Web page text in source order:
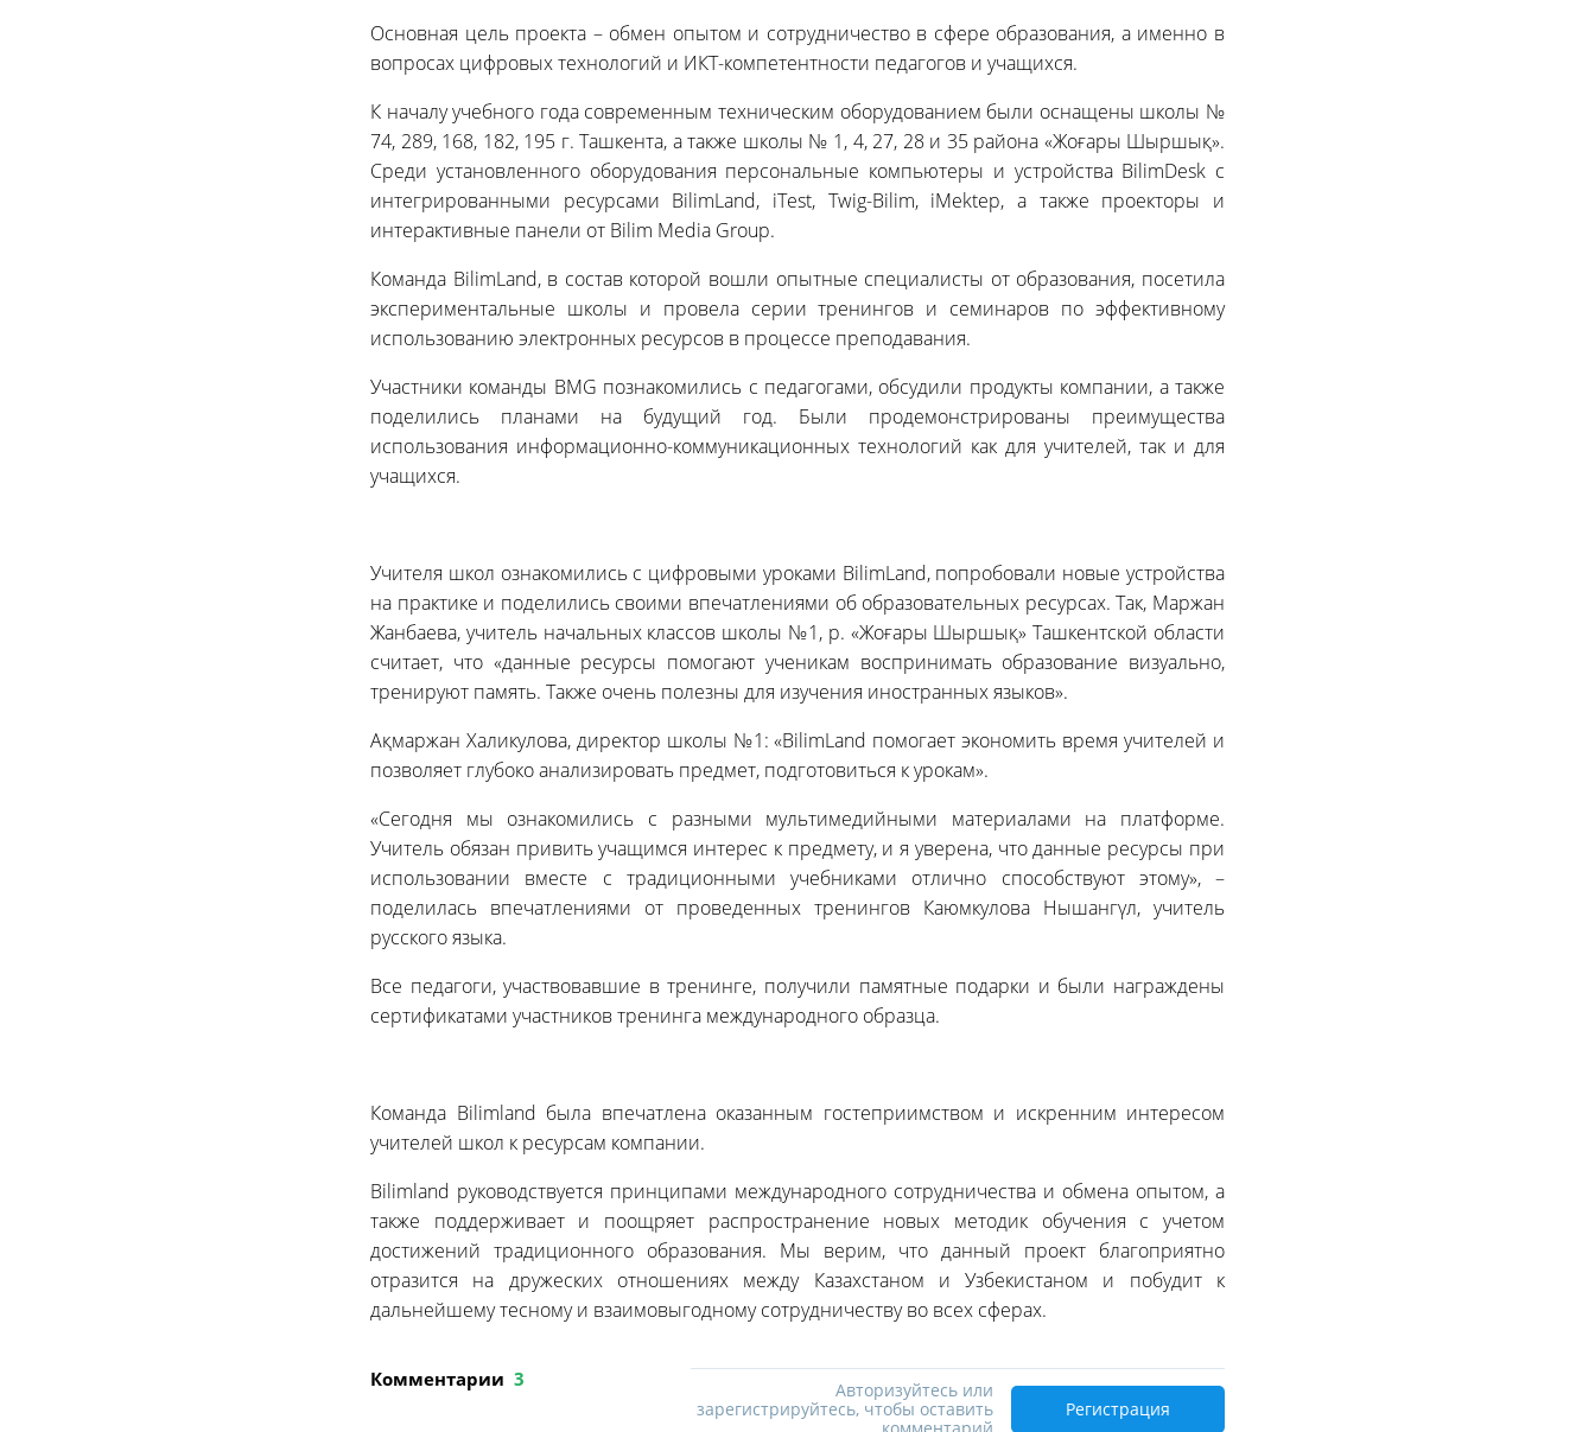
Основная цель проекта – обмен опытом и сотрудничество в сфере образования, а именно в
вопросах цифровых технологий и ИКТ-компетентности педагогов и учащихся.
К началу учебного года современным техническим оборудованием были оснащены школы №
74, 289, 168, 182, 195 г. Ташкента, а также школы № 1, 4, 27, 28 и 35 района «Жоғары Шыршық».
Среди установленного оборудования персональные компьютеры и устройства BilimDesk с
интегрированными ресурсами BilimLand, iTest, Twig-Bilim, iMektep, а также проекторы и
интерактивные панели от Bilim Media Group.
Команда BilimLand, в состав которой вошли опытные специалисты от образования, посетила
экспериментальные школы и провела серии тренингов и семинаров по эффективному
использованию электронных ресурсов в процессе преподавания.
Участники команды BMG познакомились с педагогами, обсудили продукты компании, а также
поделились планами на будущий год. Были продемонстрированы преимущества
использования информационно-коммуникационных технологий как для учителей, так и для
учащихся.
Учителя школ ознакомились с цифровыми уроками BilimLand, попробовали новые устройства
на практике и поделились своими впечатлениями об образовательных ресурсах. Так, Маржан
Жанбаева, учитель начальных классов школы №1, р. «Жоғары Шыршық» Ташкентской области
считает, что «данные ресурсы помогают ученикам воспринимать образование визуально,
тренируют память. Также очень полезны для изучения иностранных языков».
Ақмаржан Халикулова, директор школы №1: «BilimLand помогает экономить время учителей и
позволяет глубоко анализировать предмет, подготовиться к урокам».
«Сегодня мы ознакомились с разными мультимедийными материалами на платформе.
Учитель обязан привить учащимся интерес к предмету, и я уверена, что данные ресурсы при
использовании вместе с традиционными учебниками отлично способствуют этому», –
поделилась впечатлениями от проведенных тренингов Каюмкулова Нышангүл, учитель
русского языка.
Все педагоги, участвовавшие в тренинге, получили памятные подарки и были награждены
сертификатами участников тренинга международного образца.
Команда Bilimland была впечатлена оказанным гостеприимством и искренним интересом
учителей школ к ресурсам компании.
Bilimland руководствуется принципами международного сотрудничества и обмена опытом, а
также поддерживает и поощряет распространение новых методик обучения с учетом
достижений традиционного образования. Мы верим, что данный проект благоприятно
отразится на дружеских отношениях между Казахстаном и Узбекистаном и побудит к
дальнейшему тесному и взаимовыгодному сотрудничеству во всех сферах.
Комментарии 3
Авторизуйтесь или
зарегистрируйтесь, чтобы оставить
Регистрация